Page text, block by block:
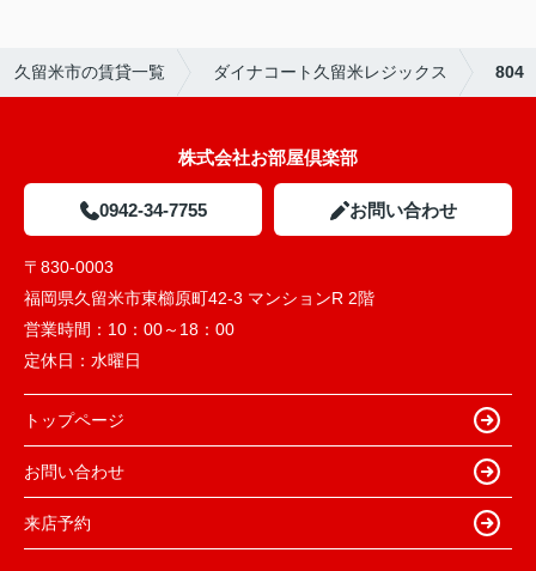
久留米市の賃貸一覧 ダイナコート久留米レジックス 804
株式会社お部屋倶楽部
0942-34-7755 お問い合わせ
〒830-0003
福岡県久留米市東櫛原町42-3 マンションR 2階
営業時間： 10：00～18：00
定休日： 水曜日
トップページ
お問い合わせ
来店予約